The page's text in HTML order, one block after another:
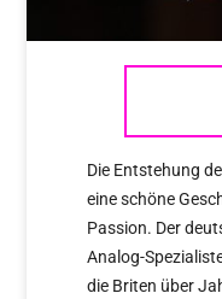
Die Entstehung
eine schöne
Passion. Der
Analog-
die Briten über